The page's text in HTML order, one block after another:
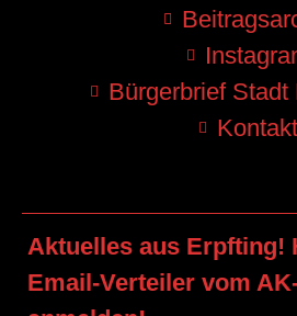
Bürgerbrief Stadt
Kontakt
Aktuelles aus Erpfting!
Email-Verteiler vom